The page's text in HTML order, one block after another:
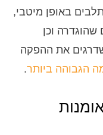
באופן מיטבי,
וכן
את ההפקה
הגבוהה ביותר.